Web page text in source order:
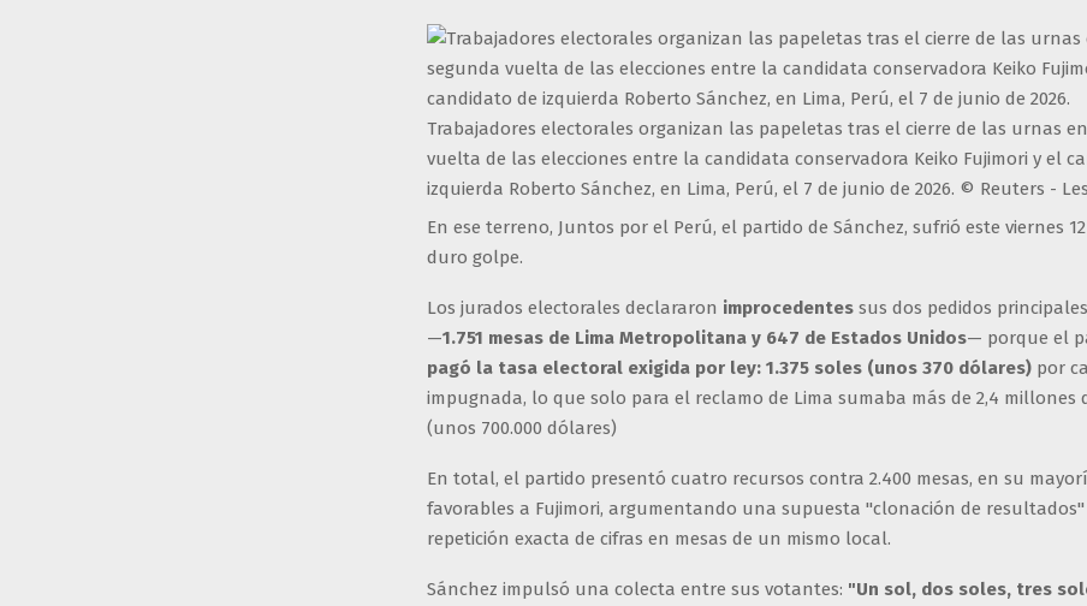
Trabajadores electorales organizan las papeletas tras el cierre de las urnas
vuelta de las elecciones entre la candidata conservadora Keiko Fujimori y el
izquierda Roberto Sánchez, en Lima, Perú, el 7 de junio de 2026. © Reuters -
En ese terreno, Juntos por el Perú, el partido de Sánchez, sufrió este viernes
duro golpe.
Los jurados electorales declararon improcedentes sus dos pedidos
—1.751 mesas de Lima Metropolitana y 647 de Estados Unidos— porque el
pagó la tasa electoral exigida por ley: 1.375 soles (unos 370 dólares) por
impugnada, lo que solo para el reclamo de Lima sumaba más de 2,4 millones
(unos 700.000 dólares)
En total, el partido presentó cuatro recursos contra 2.400 mesas, en su
favorables a Fujimori, argumentando una supuesta "clonación de
repetición exacta de cifras en mesas de un mismo local.
Sánchez impulsó una colecta entre sus votantes: "Un sol, dos soles, tres